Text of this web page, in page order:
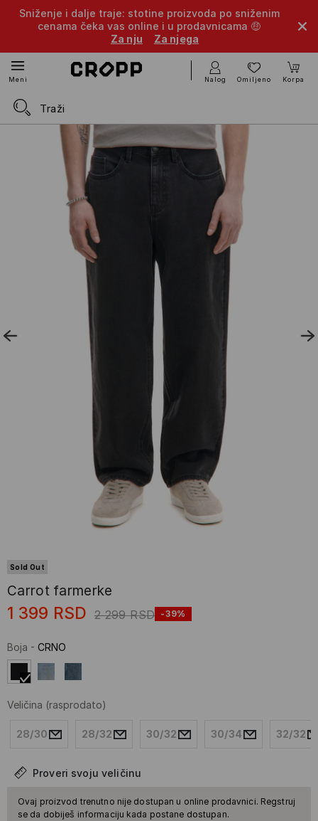
Sniženje i dalje traje: stotine proizvoda po sniženim
cenama čeka vas online i u prodavnicama 🤑
Za nju
Za njega
Meni Nalog Omiljeno Korpa
Sold Out
Carrot farmerke
1 399 RSD 2 299 RSD -39%
Boja - CRNO
Veličina (rasprodato)
28/30 28/32 30/32 30/34 32/32
Proveri svoju veličinu
Ovaj proizvod trenutno nije dostupan u online prodavnici. Regstruj
se da dobiješ informaciju kada postane dostupan.